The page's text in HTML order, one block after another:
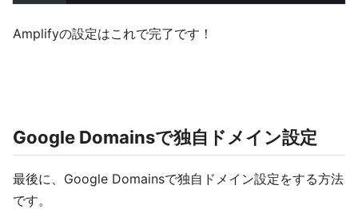
Amplifyの設定はこれで完了です！
Google Domainsで独自ドメイン設定
最後に、Google Domainsで独自ドメイン設定をする方法
です。